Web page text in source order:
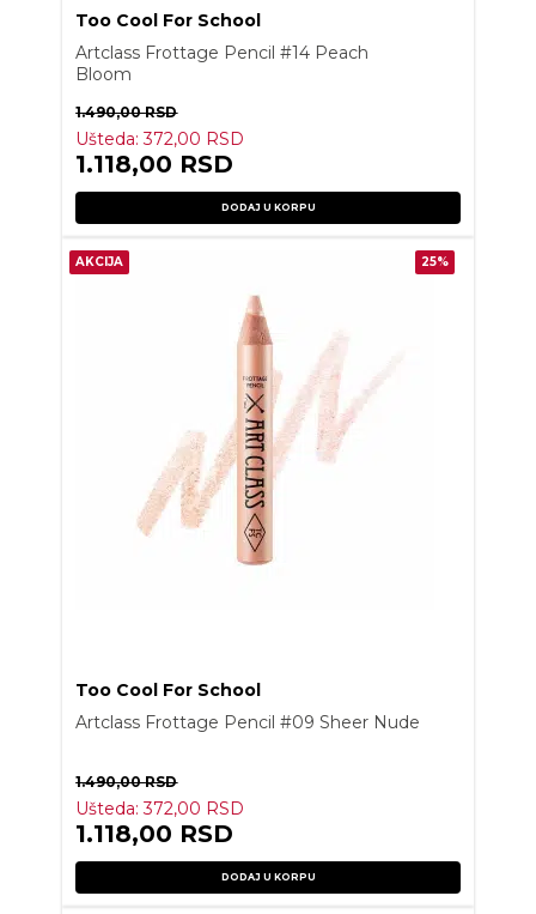
Too Cool For School
Artclass Frottage Pencil #14 Peach
Bloom
1.490,00RSD
Ušteda:372,00 RSD
1.118,00 RSD
DODAJ U KORPU
AKCIJA 25%
Too Cool For School
Artclass Frottage Pencil #09 Sheer Nude
1.490,00RSD
Ušteda:372,00 RSD
1.118,00 RSD
DODAJ U KORPU